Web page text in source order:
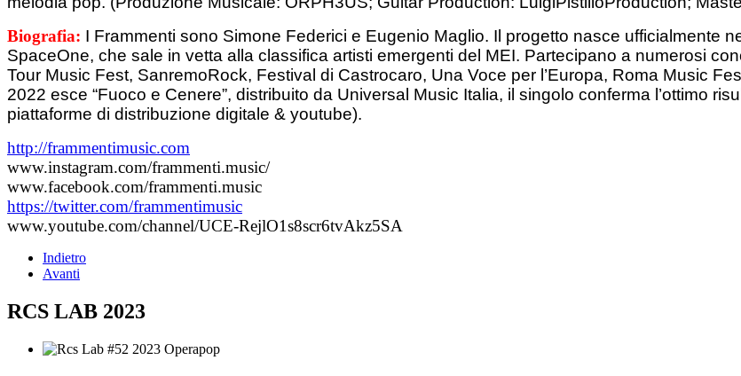
Biografia: I Frammenti sono Simone Federici e Eugenio Maglio. Il progetto nasce ufficialmente
SpaceOne, che sale in vetta alla classifica artisti emergenti del MEI. Partecipano a numerosi
Tour Music Fest, SanremoRock, Festival di Castrocaro, Una Voce per l’Europa, Roma Music
2022 esce “Fuoco e Cenere”, distribuito da Universal Music Italia, il singolo conferma l’ottimo
piattaforme di distribuzione digitale & youtube).
http://frammentimusic.com
www.instagram.com/frammenti.music/
www.facebook.com/frammenti.music
https://twitter.com/frammentimusic
www.youtube.com/channel/UCE-RejlO1s8scr6tvAkz5SA
Indietro
Avanti
RCS LAB 2023